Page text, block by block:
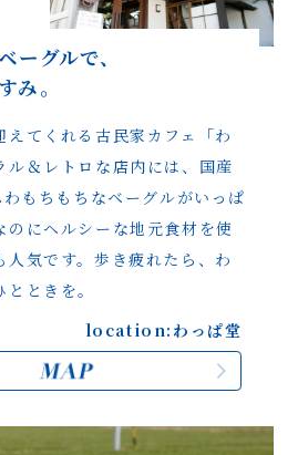
ーグルで、
み。
えてくれる古民家カフェ「わ
ル＆レトロな店内には、国産
もちもちなベーグルがいっぱ
のにヘルシーな地元食材を使
気です。 歩き疲れたら、わ
ときを。
location:わっぱ堂